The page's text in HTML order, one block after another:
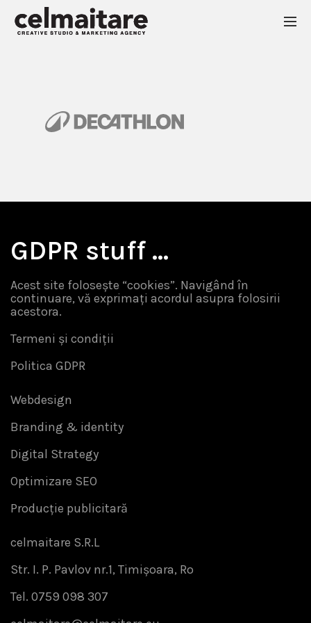
GDPR stuff …
Acest site folosește “cookies”. Navigând în
continuare, vă exprimați acordul asupra folosirii
acestora.
Termeni și condiții
Politica GDPR
Webdesign
Branding & identity
Digital Strategy
Optimizare SEO
Producție publicitară
celmaitare S.R.L
Str. I. P. Pavlov nr.1, Timișoara, Ro
Tel. 0759 098 307